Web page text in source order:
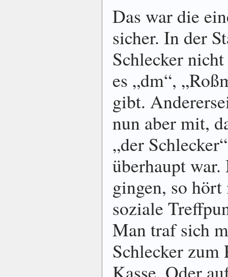
Das war die
sicher. In der
Schlecker
es „dm“,
gibt.
nun aber mit,
„der
überhaupt
gingen, so
soziale
Man traf sich
Schlecker zum
Kasse. Oder